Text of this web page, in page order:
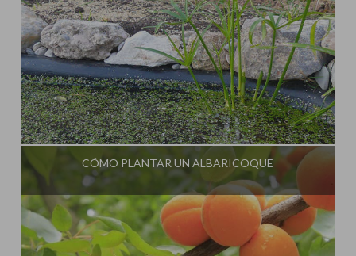
Influencer:La Huerta de Iván
CÓMO PLANTAR UN ALBARICOQUE